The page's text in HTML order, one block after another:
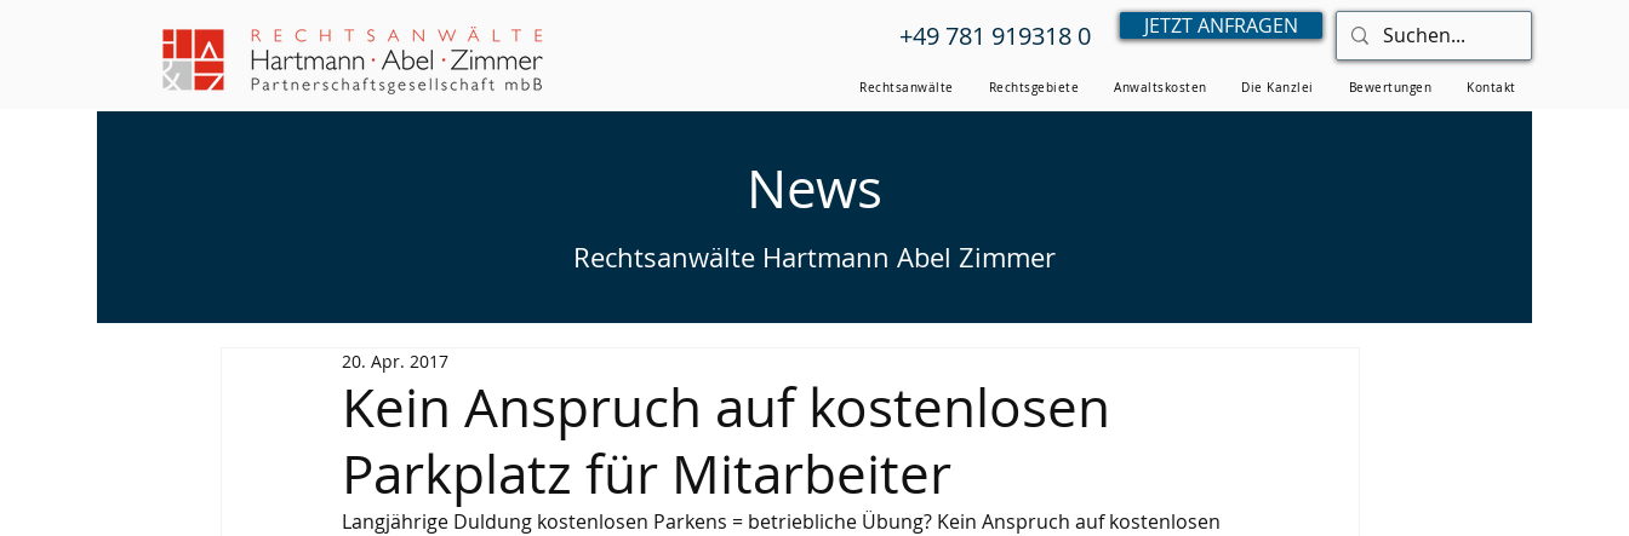
+49 781 919318 0 JETZT ANFRAGEN
Rechtsanwälte Rechtsgebiete Anwaltskosten Die Kanzlei Bewertungen Kontakt
News
Rechtsanwälte Hartmann Abel Zimmer
Kein Anspruch auf kostenlosen
Parkplatz für Mitarbeiter
20. Apr. 2017
Langjährige Duldung kostenlosen Parkens = betriebliche Übung? Kein Anspruch auf kostenlosen